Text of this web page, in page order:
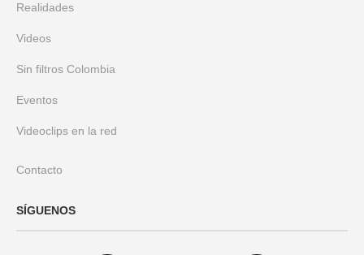
Realidades
Videos
Sin filtros Colombia
Eventos
Videoclips en la red
Contacto
SÍGUENOS